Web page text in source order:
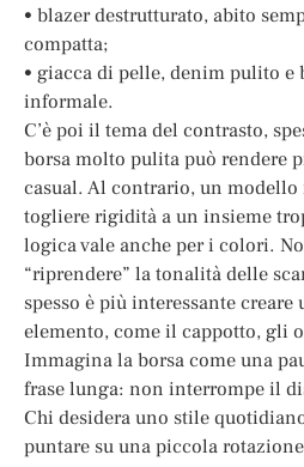
• blazer destrutturato, abito
compatta;
• giacca di pelle, denim pulito e
informale.
C’è poi il tema del contrasto,
borsa molto pulita può rendere
casual. Al contrario, un modello
togliere rigidità a un insieme
logica vale anche per i colori.
“riprendere” la tonalità delle
spesso è più interessante
elemento, come il cappotto, gli
Immagina la borsa come una
frase lunga: non interrompe il
Chi desidera uno stile
puntare su una piccola